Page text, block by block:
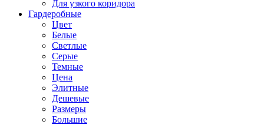
Для узкого коридора
Гардеробные
Цвет
Белые
Светлые
Серые
Темные
Цена
Элитные
Дешевые
Размеры
Большие